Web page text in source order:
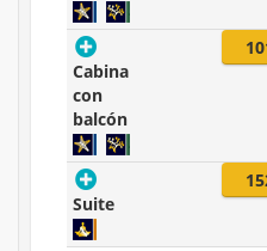
Cabina
con
balcón
Suite